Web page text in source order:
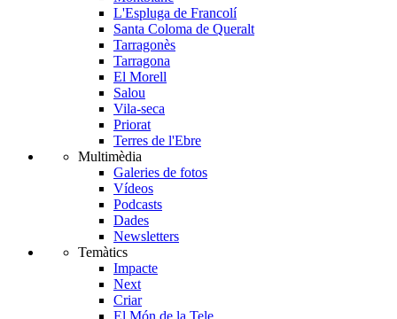
L'Espluga de Francolí
Santa Coloma de Queralt
Tarragonès
Tarragona
El Morell
Salou
Vila-seca
Priorat
Terres de l'Ebre
Multimèdia
Galeries de fotos
Vídeos
Podcasts
Dades
Newsletters
Temàtics
Impacte
Next
Criar